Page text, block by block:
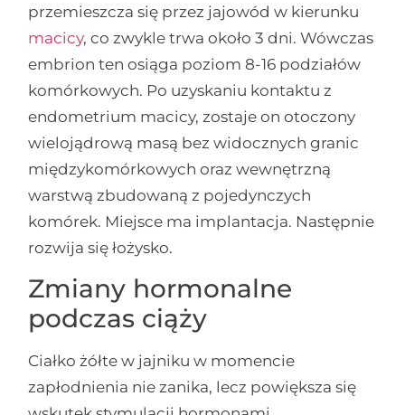
przemieszcza się przez jajowód w kierunku
macicy, co zwykle trwa około 3 dni. Wówczas
embrion ten osiąga poziom 8-16 podziałów
komórkowych. Po uzyskaniu kontaktu z
endometrium macicy, zostaje on otoczony
wielojądrową masą bez widocznych granic
międzykomórkowych oraz wewnętrzną
warstwą zbudowaną z pojedynczych
komórek. Miejsce ma implantacja. Następnie
rozwija się łożysko.
Zmiany hormonalne
podczas ciąży
Ciałko żółte w jajniku w momencie
zapłodnienia nie zanika, lecz powiększa się